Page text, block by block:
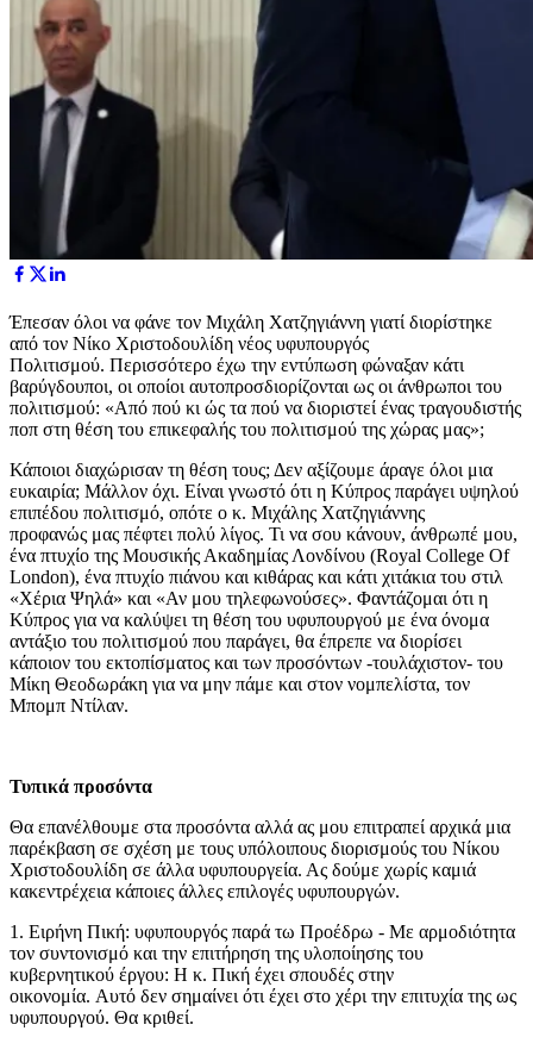
Έπεσαν όλοι να φάνε τον Μιχάλη Χατζηγιάννη γιατί διορίστηκε
από τον Νίκο Χριστοδουλίδη νέος υφυπουργός
Πολιτισμού. Περισσότερο έχω την εντύπωση φώναξαν κάτι
βαρύγδουποι, οι οποίοι αυτοπροσδιορίζονται ως οι άνθρωποι του
πολιτισμού: «Από πού κι ώς τα πού να διοριστεί ένας τραγουδιστής
ποπ στη θέση του επικεφαλής του πολιτισμού της χώρας μας»;
Κάποιοι διαχώρισαν τη θέση τους; Δεν αξίζουμε άραγε όλοι μια
ευκαιρία; Μάλλον όχι. Είναι γνωστό ότι η Κύπρος παράγει υψηλού
επιπέδου πολιτισμό, οπότε ο κ. Μιχάλης Χατζηγιάννης
προφανώς μας πέφτει πολύ λίγος. Τι να σου κάνουν, άνθρωπέ μου,
ένα πτυχίο της Μουσικής Ακαδημίας Λονδίνου (Royal College Of
London), ένα πτυχίο πιάνου και κιθάρας και κάτι χιτάκια του στιλ
«Χέρια Ψηλά» και «Αν μου τηλεφωνούσες». Φαντάζομαι ότι η
Κύπρος για να καλύψει τη θέση του υφυπουργού με ένα όνομα
αντάξιο του πολιτισμού που παράγει, θα έπρεπε να διορίσει
κάποιον του εκτοπίσματος και των προσόντων -τουλάχιστον- του
Μίκη Θεοδωράκη για να μην πάμε και στον νομπελίστα, τον
Μπομπ Ντίλαν.
Τυπικά προσόντα
Θα επανέλθουμε στα προσόντα αλλά ας μου επιτραπεί αρχικά μια
παρέκβαση σε σχέση με τους υπόλοιπους διορισμούς του Νίκου
Χριστοδουλίδη σε άλλα υφυπουργεία. Ας δούμε χωρίς καμιά
κακεντρέχεια κάποιες άλλες επιλογές υφυπουργών.
1. Ειρήνη Πική: υφυπουργός παρά τω Προέδρω - Με αρμοδιότητα
τον συντονισμό και την επιτήρηση της υλοποίησης του
κυβερνητικού έργου: Η κ. Πική έχει σπουδές στην
οικονομία. Αυτό δεν σημαίνει ότι έχει στο χέρι την επιτυχία της ως
υφυπουργού. Θα κριθεί.